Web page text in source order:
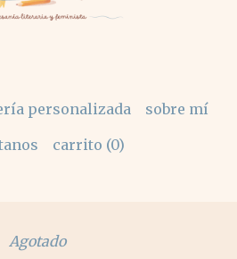
personalizada
sobre mí
carrito (0)
Agotado